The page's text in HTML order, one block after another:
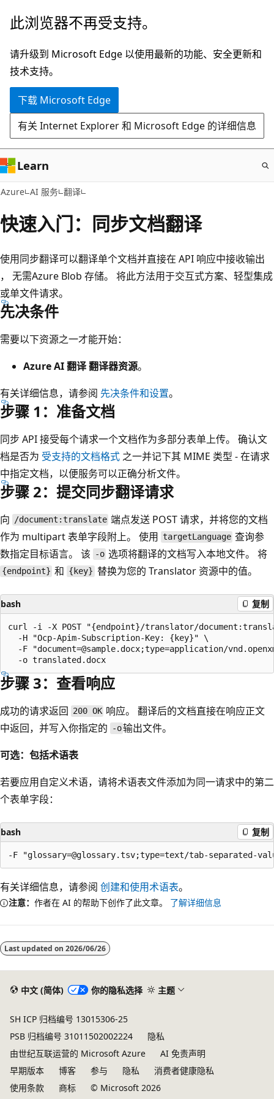
跳
主
要
内
此浏览器不再受支持。
请升级到 Microsoft Edge 以使用最新的功能、安全更新和
技术支持。
下载 Microsoft Edge
有关 Internet Explorer 和 Microsoft Edge 的详细信息
Learn
Azure AI 服务 翻译
快速入门：同步文档翻译
使用同步翻译可以翻译单个文档并直接在 API 响应中接收输出
， 无需Azure Blob 存储。 将此方法用于交互式方案、轻型集成
或单文件请求。
先决条件
需要以下资源之一才能开始：
Azure AI 翻译 翻译器资源。
有关详细信息，请参阅 先决条件和设置。
步骤 1：准备文档
同步 API 接受每个请求一个文档作为多部分表单上传。 确认文
档是否为 受支持的文档格式 之一并记下其 MIME 类型 - 在请求
中指定文档，以便服务可以正确分析文件。
步骤 2：提交同步翻译请求
向 /document:translate 端点发送 POST 请求，并将您的文档
作为 multipart 表单字段附上。 使用 targetLanguage 查询参
数指定目标语言。 该
-o 选项将翻译的文档写入本地文件。 将
{endpoint} 和 {key} 替换为您的 Translator 资源中的值。
bash 复制
curl -i -X POST "{endpoint}/translator/
  -H "Ocp-Apim-Subscription-Key: {key}" \
-F "document=@sample.docx;type=application/
步骤 3：查看响应
成功的请求返回 200 OK 响应。 翻译后的文档直接在响应正文
中返回，并写入你指定的
-o输出文件。
可选：包括术语表
若要应用自定义术语，请将术语表文件添加为同一请求中的第二
个表单字段：
bash 复制
有关详细信息，请参阅 创建和使用术语表。
注意： 作者在 AI 的帮助下创作了此文章。 了解详细信息
Last updated on 2026/06/26
中文 (简体) 你的隐私选择 主题
SH ICP 归档编号 13015306-25
PSB 归档编号 31011502002224
隐私
由世纪互联运营的 Microsoft Azure
AI 免责声明
早期版本
博客 参与 隐私
消费者健康隐私
使用条款
商标 © Microsoft 2026